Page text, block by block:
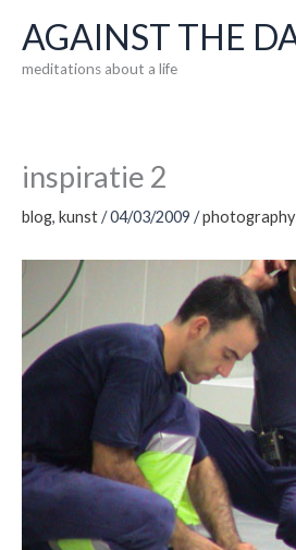
content
AGAINST THE
meditations about a life
inspiratie 2
blog, kunst/04/03/2009 /photography